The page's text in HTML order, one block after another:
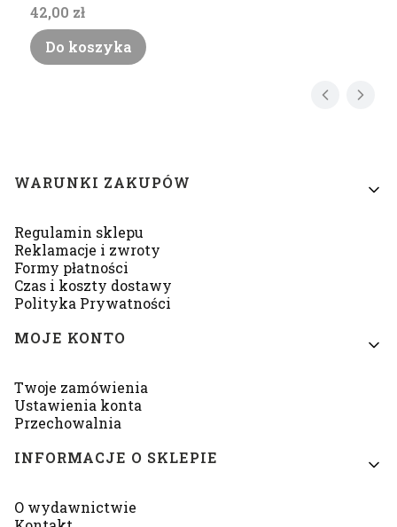
Cena
42,00 zł
Do koszyka
Linki w stopce
WARUNKI ZAKUPÓW
Regulamin sklepu
Reklamacje i zwroty
Formy płatności
Czas i koszty dostawy
Polityka Prywatności
MOJE KONTO
Twoje zamówienia
Ustawienia konta
Przechowalnia
INFORMACJE O SKLEPIE
O wydawnictwie